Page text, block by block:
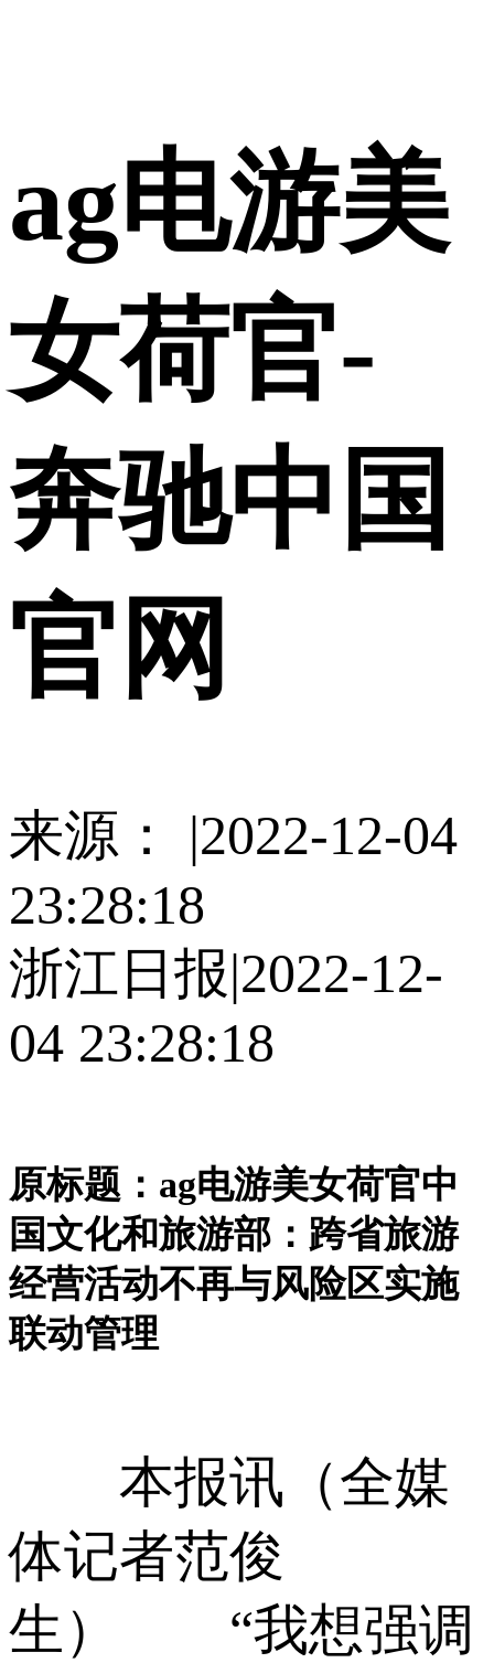
登录
ag电游美
女荷官-
奔驰中国
官网
来源： |2022-12-04
23:28:18
浙江日报|2022-12-
04 23:28:18
原标题：ag电游美女荷官中
国文化和旅游部：跨省旅游
经营活动不再与风险区实施
联动管理
本报讯（全媒
体记者范俊
生） “我想强调